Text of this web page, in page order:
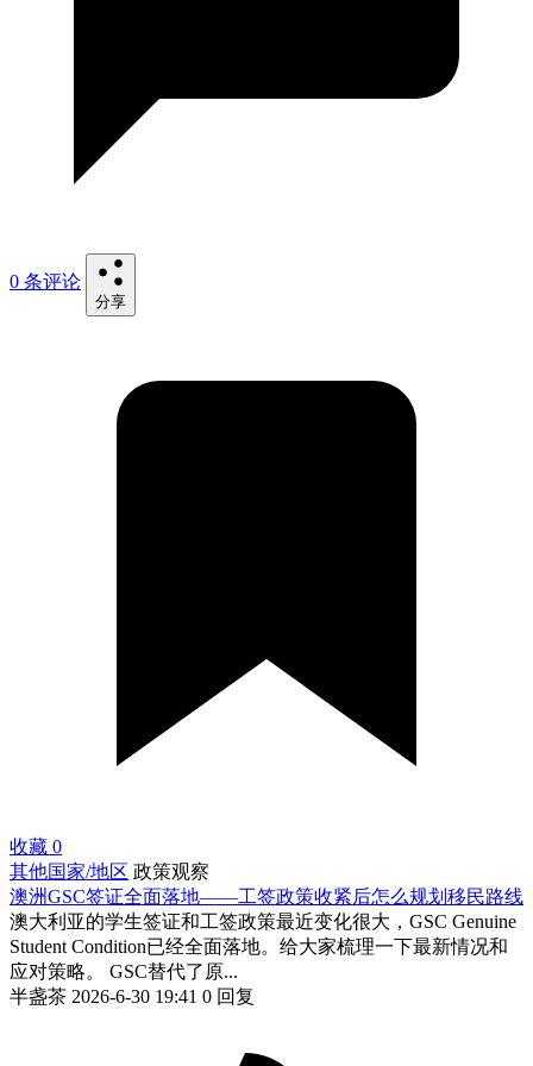
0 条评论
分享
收藏 0
其他国家/地区 政策观察
澳洲GSC签证全面落地——工签政策收紧后怎么规划移民路线
澳大利亚的学生签证和工签政策最近变化很大，GSC Genuine
Student Condition已经全面落地。给大家梳理一下最新情况和
应对策略。 GSC替代了原...
半盏茶 2026-6-30 19:41 0 回复